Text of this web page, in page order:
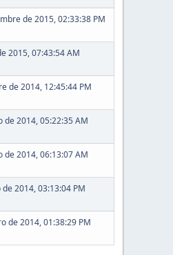
de 2015, 02:33:38 PM
2015, 07:43:54 AM
de 2014, 12:45:44 PM
de 2014, 05:22:35 AM
de 2014, 06:13:07 AM
2014, 03:13:04 PM
de 2014, 01:38:29 PM